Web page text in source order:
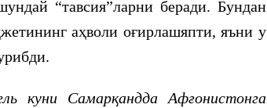
“тавсия”ларни беради. Бундан
аҳволи оғирлашяпти, яъни у
куни Самарқандда Афғонистонга